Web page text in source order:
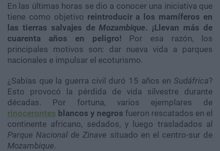
En las últimas horas se dio a conocer una iniciativa que
tiene como objetivo reintroducir a los mamíferos en
las tierras salvajes deMozambique. ¡Llevan más de
cuarenta años en peligro! Por esa razón, los
principales motivos son: dar nueva vida a parques
nacionales e impulsar el ecoturismo.
¿Sabías que la guerra civil duró 15 años en Sudáfrica?
Esto provocó la pérdida de vida silvestre durante
décadas. Por fortuna, varios ejemplares de
rinocerontes blancos y negros fueron rescatados en el
continente africano, sedados, y luego trasladados al
Parque Nacional de Zinave situado en el centro-sur de
Mozambique.